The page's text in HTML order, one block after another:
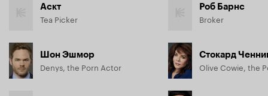
Аскт
Tea Picker
Шон Эшмор
Denys, the Porn Actor
Роб Барнс
Broker
Стокард